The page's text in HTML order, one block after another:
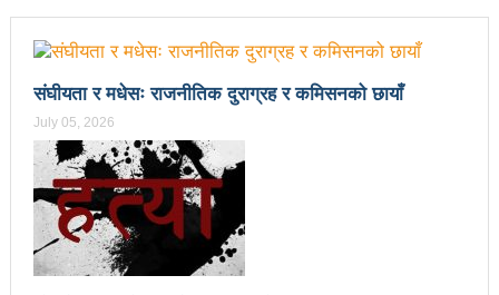
बालबालिकाको शिक्षामा खर्च हुने
महिनावारी स्वच्छताका लागि ३९२ साइकल यात्रीको
नवलपरासी काठमाडौँ सम्पर्क समन्वय समितिको अध्यक्षमा
विश्वकर्मा
राजावादीको आन्दोलनः आगलागीमा पत्रकारको मृत्यु
कर्फ्यु लागे पनि तीनकुने क्षेत्र अझै अशान्तः सडकमा सेना
संघीयता र मधेसः राजनीतिक दुराग्रह र कमिसनको छायाँ
July 05, 2026